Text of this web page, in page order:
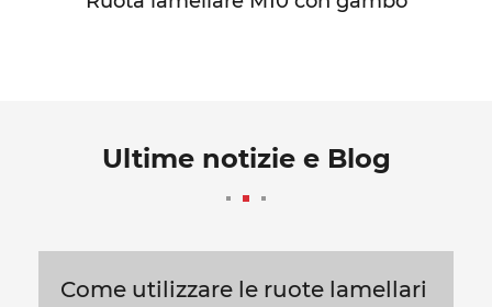
Ultime notizie e Blog
Come utilizzare le ruote lamellari